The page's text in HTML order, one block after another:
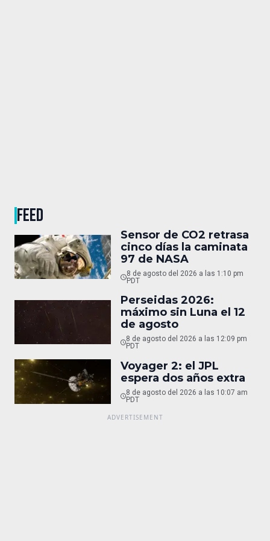
FEED
Sensor de CO2 retrasa
cinco días la caminata
97 de NASA
8 de agosto del 2026 a las 1:10 pm
PDT
Perseidas 2026:
máximo sin Luna el 12
de agosto
8 de agosto del 2026 a las 12:09 pm
PDT
Voyager 2: el JPL
espera dos años extra
8 de agosto del 2026 a las 10:07 am
PDT